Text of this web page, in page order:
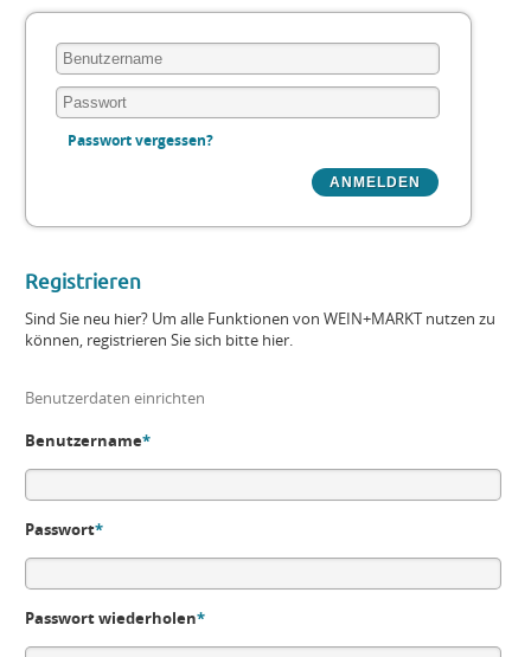
Passwort vergessen?
Registrieren
Sind Sie neu hier? Um alle Funktionen von WEIN+MARKT nutzen zu
können, registrieren Sie sich bitte hier.
Benutzerdaten einrichten
Benutzername*
Passwort*
Passwort wiederholen*